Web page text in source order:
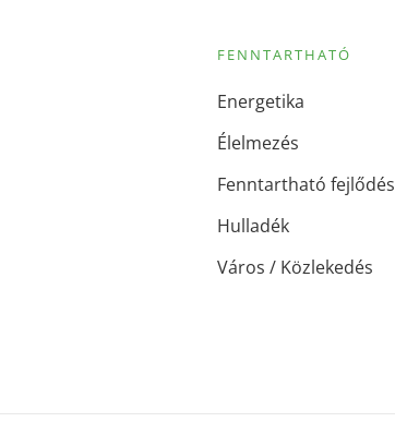
FENNTARTHATÓ
Energetika
Élelmezés
Fenntartható fejlődés
Hulladék
Város / Közlekedés